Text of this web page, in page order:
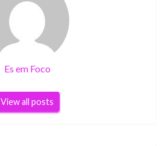
Es em Foco
View all posts